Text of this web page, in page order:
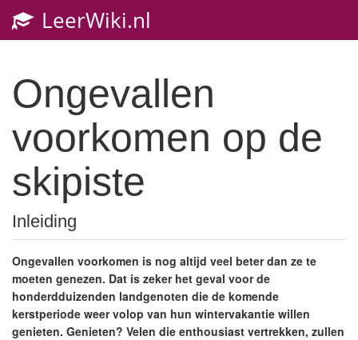
LeerWiki.nl
Ongevallen
voorkomen op de
skipiste
Inleiding
Ongevallen voorkomen is nog altijd veel beter dan ze te
moeten genezen. Dat is zeker het geval voor de
honderdduizenden landgenoten die de komende
kerstperiode weer volop van hun wintervakantie willen
genieten. Genieten? Velen die enthousiast vertrekken, zullen